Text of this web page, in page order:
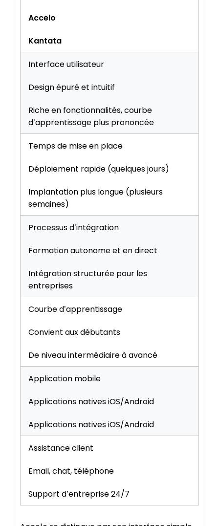
Accelo
Kantata
Interface utilisateur
Design épuré et intuitif
Riche en fonctionnalités, courbe
d’apprentissage plus prononcée
Temps de mise en place
Déploiement rapide (quelques jours)
Implantation plus longue (plusieurs
semaines)
Processus d’intégration
Formation autonome et en direct
Intégration structurée pour les
entreprises
Courbe d’apprentissage
Convient aux débutants
De niveau intermédiaire à avancé
Application mobile
Applications natives iOS/Android
Applications natives iOS/Android
Assistance client
Email, chat, téléphone
Support d’entreprise 24/7